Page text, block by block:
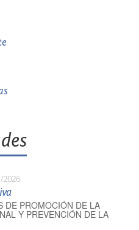
2026
DE PROMOCIÓN DE LA
Y PREVENCIÓN DE LA